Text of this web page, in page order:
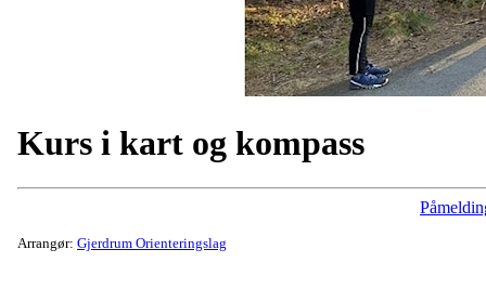
Kurs i kart og kompass
Arrangør: Gjerdrum Orienteringslag